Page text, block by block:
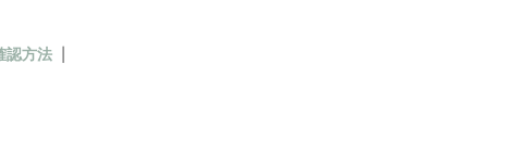
認方法